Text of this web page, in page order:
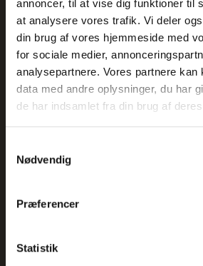
annoncer, til at vise dig funktioner til
at analysere vores trafik. Vi deler
din brug af vores hjemmeside med
for sociale medier,
analysepartnere. Vores partnere kan
data med andre oplysninger, du har
de har indsamlet fra din brug af
Nødvendig
Præferencer
Statistik
Platin
699 DKK
12 Monate freier Eintritt in
Museen
Geeignet für den Bork-
Naturkraft Dark und Lokes
Mitgliedervorteil bei